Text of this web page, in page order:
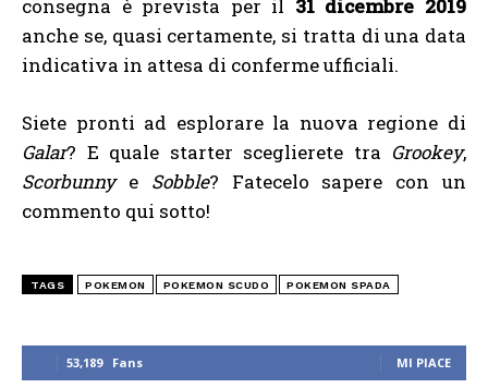
53,189 Fans MI PIACE
consegna è prevista per il 31 dicembre 2019
anche se, quasi certamente, si tratta di una data
indicativa in attesa di conferme ufficiali.
Siete pronti ad esplorare la nuova regione di
Galar? E quale starter sceglierete tra Grookey,
Scorbunny e Sobble? Fatecelo sapere con un
commento qui sotto!
TAGS POKEMON POKEMON SCUDO POKEMON SPADA